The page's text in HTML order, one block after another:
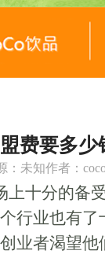
费要多少
：未知作者：
十分的备
行业也有了
业者渴望